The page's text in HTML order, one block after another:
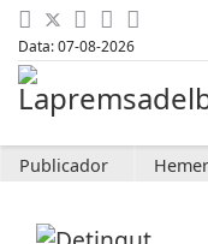
Data: 07-08-2026
Publicador